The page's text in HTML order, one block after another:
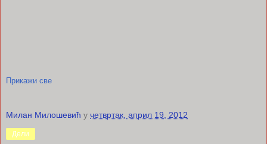
Прикажи све
Милан Милошевић у четвртак, април 19, 2012
Дели